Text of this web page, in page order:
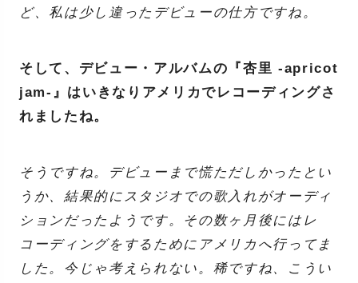
ど、私は少し違ったデビューの仕方ですね。
そして、デビュー・アルバムの『杏里 -apricot
jam-』はいきなりアメリカでレコーディングさ
れましたね。
そうですね。デビューまで慌ただしかったとい
うか、結果的にスタジオでの歌入れがオーディ
ションだったようです。その数ヶ月後にはレ
コーディングをするためにアメリカへ行ってま
した。今じゃ考えられない。稀ですね、こうい